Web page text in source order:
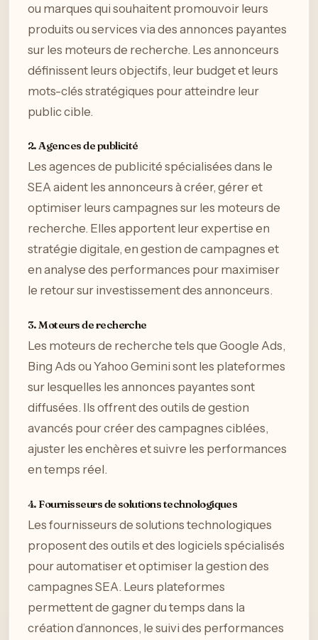
ou marques qui souhaitent promouvoir leurs
produits ou services via des annonces payantes
sur les moteurs de recherche. Les annonceurs
définissent leurs objectifs, leur budget et leurs
mots-clés stratégiques pour atteindre leur
public cible.
2. Agences de publicité
Les agences de publicité spécialisées dans le
SEA aident les annonceurs à créer, gérer et
optimiser leurs campagnes sur les moteurs de
recherche. Elles apportent leur expertise en
stratégie digitale, en gestion de campagnes et
en analyse des performances pour maximiser
le retour sur investissement des annonceurs.
3. Moteurs de recherche
Les moteurs de recherche tels que Google Ads,
Bing Ads ou Yahoo Gemini sont les plateformes
sur lesquelles les annonces payantes sont
diffusées. Ils offrent des outils de gestion
avancés pour créer des campagnes ciblées,
ajuster les enchères et suivre les performances
en temps réel.
4. Fournisseurs de solutions technologiques
Les fournisseurs de solutions technologiques
proposent des outils et des logiciels spécialisés
pour automatiser et optimiser la gestion des
campagnes SEA. Leurs plateformes
permettent de gagner du temps dans la
création d’annonces, le suivi des performances